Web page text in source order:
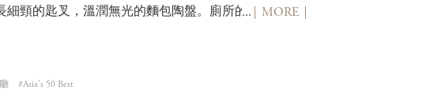
細頸的匙叉，溫潤無光的麵包陶盤。廁所的門把包了
... MORE
廳 Asia's 50 Best